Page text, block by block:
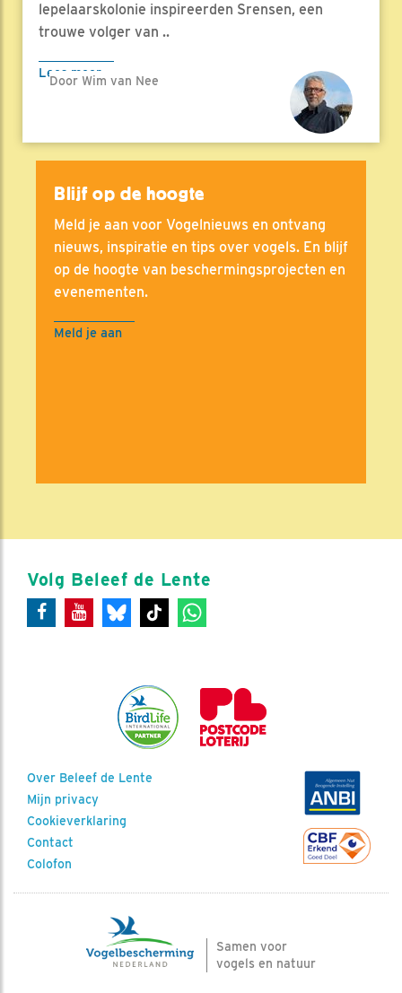
lepelaarskolonie inspireerden Srensen, een
trouwe volger van ..
Lees meer
Door Wim van Nee
Blijf op de hoogte
Meld je aan voor Vogelnieuws en ontvang
nieuws, inspiratie en tips over vogels. En blijf
op de hoogte van beschermingsprojecten en
evenementen.
Meld je aan
Volg Beleef de Lente
Over Beleef de Lente
Mijn privacy
Cookieverklaring
Contact
Colofon
Samen voor
vogels en natuur